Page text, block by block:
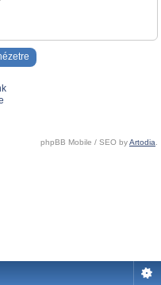
phpBB Mobile / SEO byArtodia.